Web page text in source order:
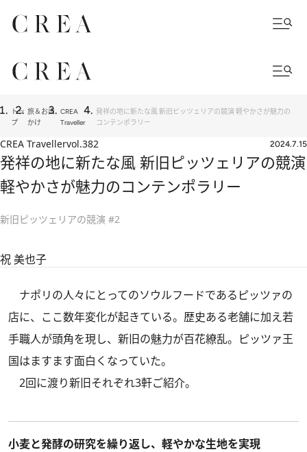
トッ
プ
旅＆お出
かけ
CREA
Traveller
発祥の地に新たな風 新旧ピッツェリアの競演 軽やかさが魅力の
コンテンポラリー
CREA Travellervol.382 2024.7.15
発祥の地に新たな風 新旧ピッツェリアの競演
軽やかさが魅力のコンテンポラリー
新旧ピッツェリアの競演 #2
祝 美也子
ナポリの人々にとってのソウルフードであるピッツァの
店に、ここ数年変化が起きている。歴史ある老舗に加え若
手職人が頭角を現し、新旧の魅力が百花繚乱。ピッツァ王
国はますます面白くなっていた。
2回に渡り新旧それぞれ3軒ご紹介。
小麦と発酵の研究を繰り返し、軽やかな生地を実現